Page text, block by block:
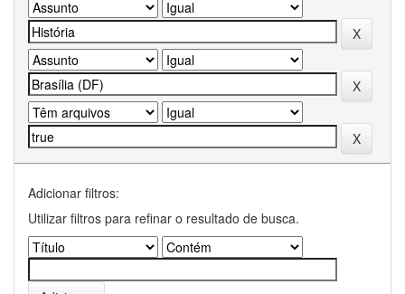
Adicionar filtros:
Utilizar filtros para refinar o resultado de busca.